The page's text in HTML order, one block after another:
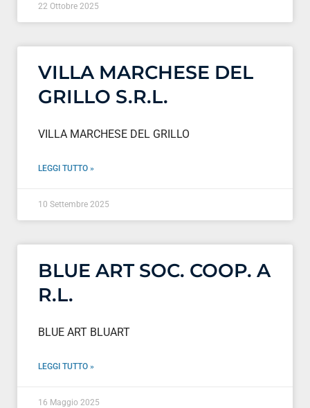
22 Ottobre 2025
VILLA MARCHESE DEL
GRILLO S.R.L.
VILLA MARCHESE DEL GRILLO
LEGGI TUTTO »
10 Settembre 2025
BLUE ART SOC. COOP. A
R.L.
BLUE ART BLUART
LEGGI TUTTO »
16 Maggio 2025